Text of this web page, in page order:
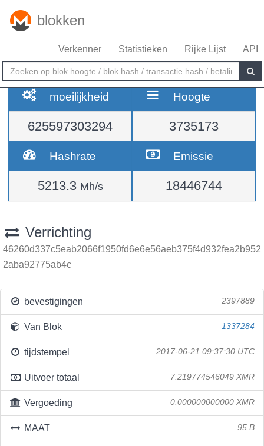
blokken
Verkenner Statistieken Rijke Lijst API
moeilijkheid
625597303294
Hoogte
3735173
Hashrate
5213.3 Mh/s
Emissie
18446744
Verrichting
46260d337c5eab2066f1950fd6e6e56aeb375f4d932fea2b952
2aba92775ab4c
bevestigingen 2397889
Van Blok 1337284
tijdstempel 2017-06-21 09:37:30 UTC
Uitvoer totaal 7.219774546049 XMR
Vergoeding 0.000000000000 XMR
MAAT 95 B